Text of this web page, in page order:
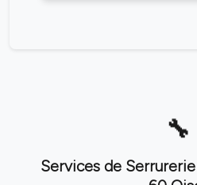
Services de